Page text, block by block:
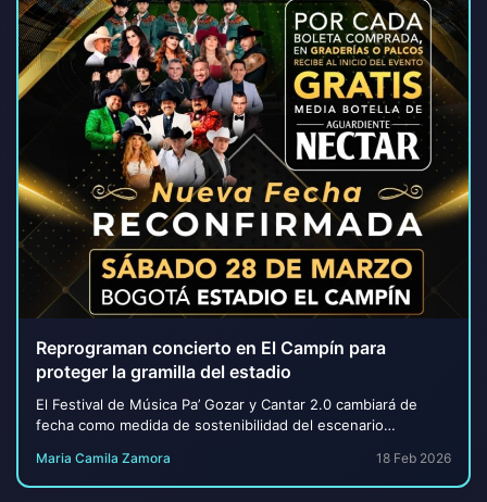
Reprograman concierto en El Campín para
proteger la gramilla del estadio
El Festival de Música Pa’ Gozar y Cantar 2.0 cambiará de
fecha como medida de sostenibilidad del escenario
Maria Camila Zamora 18 Feb 2026